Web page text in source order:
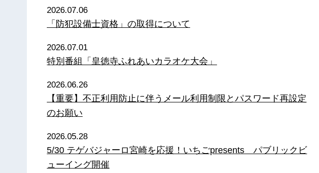
2026.07.06
「防犯設備士資格」の取得について
2026.07.01
特別番組「皇徳寺ふれあいカラオケ大会」
2026.06.26
【重要】不正利用防止に伴うメール利用制限とパスワード再設定
のお願い
2026.05.28
5/30 テゲバジャーロ宮崎を応援！いちごpresents パブリックビ
ューイング開催